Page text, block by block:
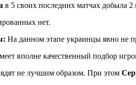
в 5 своих последних матчах добыла
нет.
На данном этапе украинцы явно не
вполне качественный подбор
не лучшим образом. При этом